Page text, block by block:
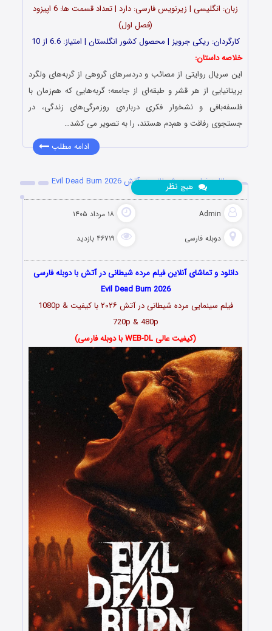
زبان: انگلیسی | زیرنویس فارسی: دارد | تعداد قسمت ها: 6 اپیزود
(فصل اول)
کارگردان: ریکی جرویز | محصول کشور انگلستان | امتیاز: 6.6 از 10
خلاصه داستان:
این سریال روایتی از مصائب و دردسرهای گروهی از گربه‌های ولگرد
بریتانیایی از هر قشر و طبقه‌ای از جامعه؛ گربه‌هایی که هم‌زمان با
فلسفه‌بافی و نشخوار فکری درباره‌ی روزمرگی‌های زندگی، در
جستجوی رفاقت و هم‌دم هستند، را به تصویر می کشد…
ادامه مطلب
دانلود فیلم مرده شیطانی در آتش Evil Dead Burn 2026
Admin ۱۸ مرداد ۱۴۰۵
دوبله فارسی ۴۶۷۱۹ بازدید
هیچ نظر
دانلود و تماشای آنلاین فیلم مرده شیطانی در آتش با دوبله فارسی
Evil Dead Burn 2026
فیلم سینمایی مرده شیطانی در آتش ۲۰۲۶ با کیفیت 1080p &
720p & 480p
(کیفیت عالی WEB-DL با دوبله فارسی)